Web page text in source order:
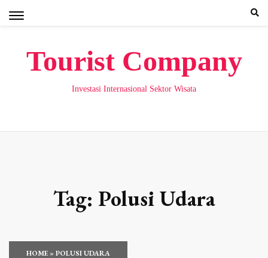
Tourist Company
Investasi Internasional Sektor Wisata
Tag: Polusi Udara
HOME»POLUSI UDARA